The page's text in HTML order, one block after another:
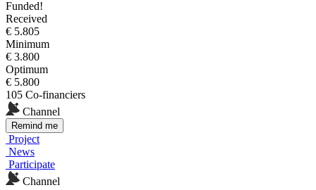
Funded!
Received
€ 5.805
Minimum
€ 3.800
Optimum
€ 5.800
105 Co-financiers
Channel
Remind me
Project
News
Participate
Channel